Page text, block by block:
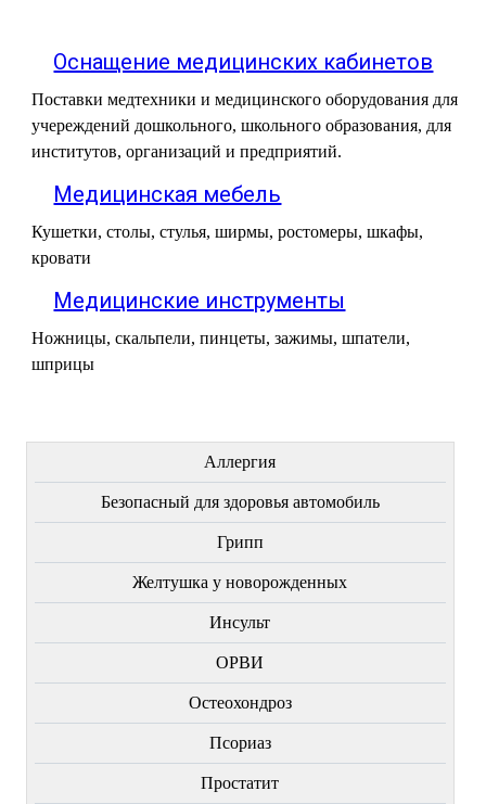
Оснащение медицинских кабинетов
Поставки медтехники и медицинского оборудования для
учереждений дошкольного, школьного образования, для
институтов, организаций и предприятий.
Медицинская мебель
Кушетки, столы, стулья, ширмы, ростомеры, шкафы,
кровати
Медицинские инструменты
Ножницы, скальпели, пинцеты, зажимы, шпатели,
шприцы
Аллергия
Безопасный для здоровья автомобиль
Грипп
Желтушка у новорожденных
Инсульт
ОРВИ
Остеохондроз
Пcориаз
Простатит